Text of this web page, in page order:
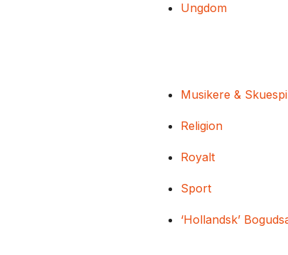
Ungdom
Musikere &
Religion
Royalt
Sport
‘Hollandsk’